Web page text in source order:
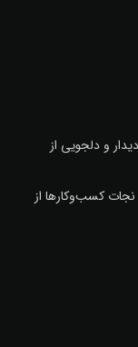
و دلجویی از
نجات کسب‌وکارها از